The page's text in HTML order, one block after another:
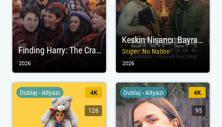
Finding Harry: The Craft Behind the Magic
2026
Keskin Nişancı: Bayraksız
Sniper: No Nation
2026
Dublaj - Altyazı 4K
126
Dublaj - Altyazı 4K
95